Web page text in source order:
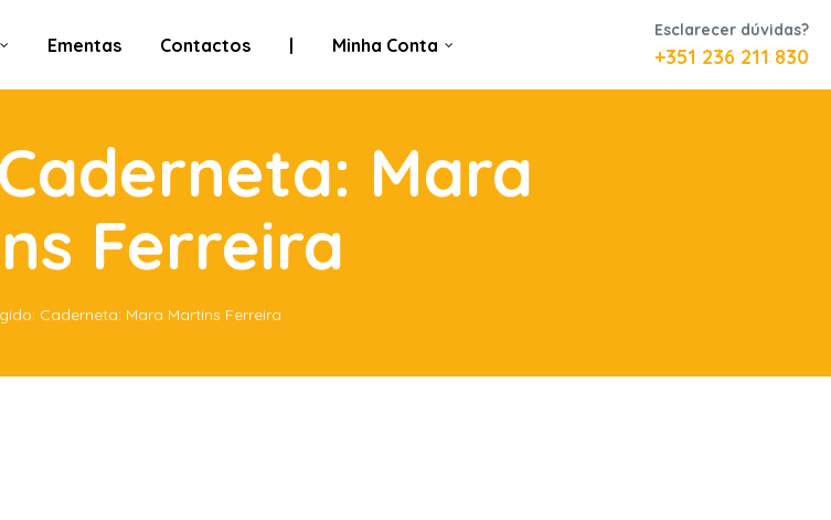
Ementas Contactos | Minha Conta
Esclarecer dúvidas?
+351 236 211 830
Mara
Ferreira
Caderneta: Mara Martins Ferreira